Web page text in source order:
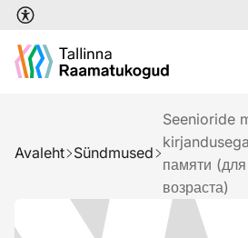
Liigu edasi põhisisu juurde
Avaleht Sündmused
Seenioride
памяти
возраста)